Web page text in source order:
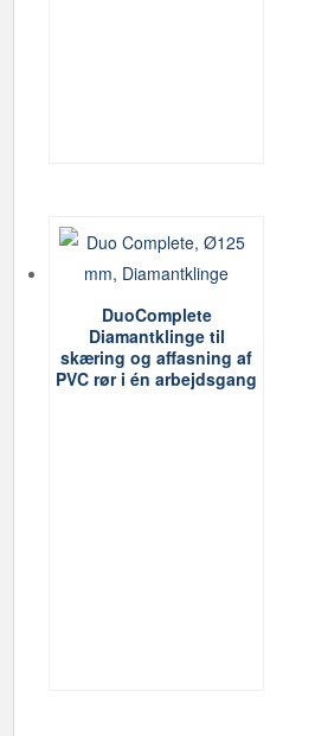
DuoComplete
Diamantklinge til
skæring og affasning af
PVC rør i én arbejdsgang